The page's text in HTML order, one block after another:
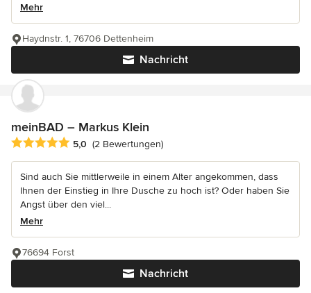
Mehr
Nachricht
Haydnstr. 1, 76706 Dettenheim
meinBAD – Markus Klein
Durchschnittliche Bewertung: 5 von 5 Sternen
5,0 (2 Bewertungen)
Sind auch Sie mittlerweile in einem Alter angekommen, dass
Ihnen der Einstieg in Ihre Dusche zu hoch ist? Oder haben Sie
Angst über den viel...
Mehr
Nachricht
76694 Forst